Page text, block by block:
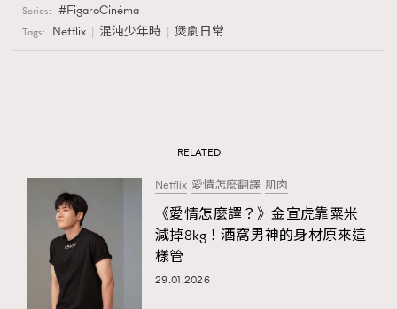
Series: FigaroCinéma
Tags: Netflix 混沌少年時 煲劇日常
RELATED
Netflix 愛情怎麼翻譯 肌肉
《愛情怎麼譯？》金宣虎靠粟米
減掉8kg！酒窩男神的身材原來這
樣管
29.01.2026